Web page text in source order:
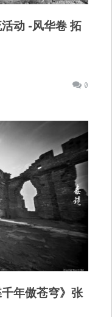
动 -风华卷 拓
0
年傲苍穹》张